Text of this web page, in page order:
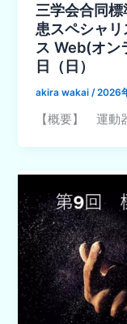
三学会合同
患スペシャ
ス Web(オン
日（日）
akira wakai/2026
【概要】 運動